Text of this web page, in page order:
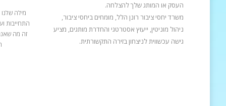
מילה
התחייבות
זה מה
העסק או המותג שלך להצלחה.
משרד יחסי ציבור רונן הלל, מומחים ביחסי ציבור,
ניהול מוניטין, ייעוץ אסטרטגי והחדרת מותגים, מציע
גישה עכשווית לניצחון בזירה התקשורתית.